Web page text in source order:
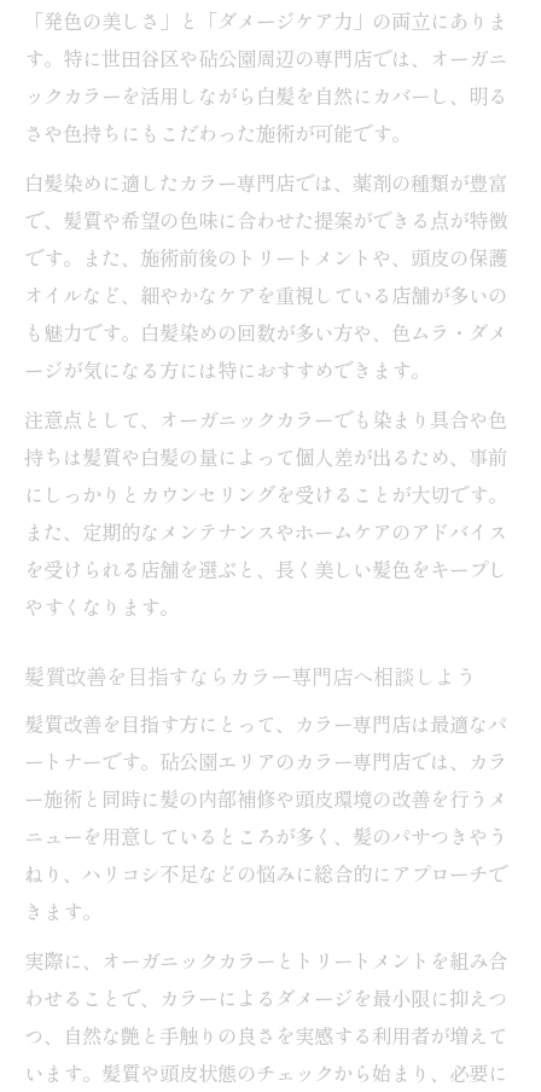
オーガニックカラー専門店の低刺激施術と
は
刺激が苦手な方におすすめのカラー専門店
利用法
世田谷区のカラー専門店が提案するやさし
い施術
「発色の美しさ」と「ダメージケア力」の両立にありま
す。特に世田谷区や砧公園周辺の専門店では、オーガニ
ックカラーを活用しながら白髪を自然にカバーし、明る
さや色持ちにもこだわった施術が可能です。
白髪染めに適したカラー専門店では、薬剤の種類が豊富
で、髪質や希望の色味に合わせた提案ができる点が特徴
です。また、施術前後のトリートメントや、頭皮の保護
オイルなど、細やかなケアを重視している店舗が多いの
も魅力です。白髪染めの回数が多い方や、色ムラ・ダメ
ージが気になる方には特におすすめできます。
注意点として、オーガニックカラーでも染まり具合や色
持ちは髪質や白髪の量によって個人差が出るため、事前
にしっかりとカウンセリングを受けることが大切です。
また、定期的なメンテナンスやホームケアのアドバイス
を受けられる店舗を選ぶと、長く美しい髪色をキープし
やすくなります。
髪質改善を目指すならカラー専門店へ相談しよう
髪質改善を目指す方にとって、カラー専門店は最適なパ
ートナーです。砧公園エリアのカラー専門店では、カラ
ー施術と同時に髪の内部補修や頭皮環境の改善を行うメ
ニューを用意しているところが多く、髪のパサつきやう
ねり、ハリコシ不足などの悩みに総合的にアプローチで
きます。
実際に、オーガニックカラーとトリートメントを組み合
わせることで、カラーによるダメージを最小限に抑えつ
つ、自然な艶と手触りの良さを実感する利用者が増えて
います。髪質や頭皮状態のチェックから始まり、必要に